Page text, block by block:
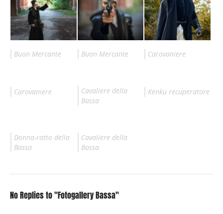
Buon Mercante Buon Mercante Carovaniere
Carovaniere
Cavaliere della
Bassa
Kenku recuperatore
Donna-ratto della
Bassa
Cavaliere della
Bassa
No Replies to "Fotogallery Bassa"